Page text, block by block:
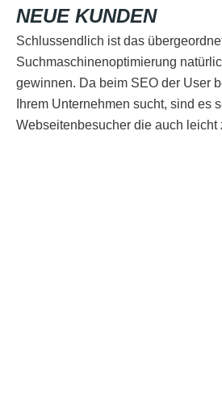
NEUE KUNDEN
Schlussendlich ist das
Suchmaschinenoptimierung
gewinnen. Da beim SEO der User
Ihrem Unternehmen sucht, sind es
Webseitenbesucher die auch leicht